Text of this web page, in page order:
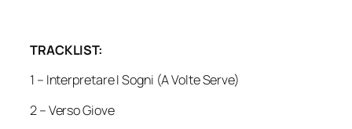
TRACKLIST:
1 – Interpretare I Sogni (A Volte Serve)
2 – Verso Giove